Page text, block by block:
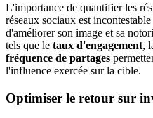
L'importance de quantifier les
réseaux sociaux est
d'améliorer son image et sa
tels que le taux d'engagement,
fréquence de partages
l'influence exercée sur la cible.
Optimiser le retour sur